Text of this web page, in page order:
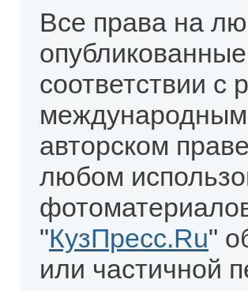
Все права на
соответствии с
международным
авторском
любом
"КузПресс.Ru"
или частичной